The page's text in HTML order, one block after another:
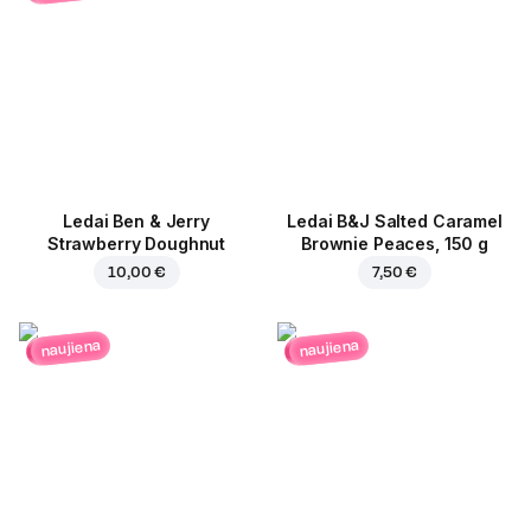
Ledai Ben & Jerry
Strawberry Doughnut
10,00 €
Ledai B&J Salted Caramel
Brownie Peaces, 150 g
7,50 €
naujiena naujiena